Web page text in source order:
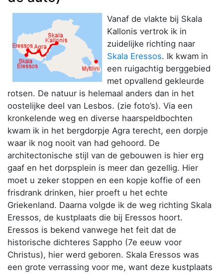
Vanaf de vlakte bij Skala
Kallonis vertrok ik in
zuidelijke richting naar
Skala Eressos. Ik kwam in
een ruigachtig berggebied
met opvallend gekleurde
rotsen. De natuur is helemaal anders dan in het
oostelijke deel van Lesbos. (zie foto’s). Via een
kronkelende weg en diverse haarspeldbochten
kwam ik in het bergdorpje Agra terecht, een dorpje
waar ik nog nooit van had gehoord. De
architectonische stijl van de gebouwen is hier erg
gaaf en het dorpsplein is meer dan gezellig. Hier
moet u zeker stoppen en een kopje koffie of een
frisdrank drinken, hier proeft u het echte
Griekenland. Daarna volgde ik de weg richting Skala
Eressos, de kustplaats die bij Eressos hoort.
Eressos is bekend vanwege het feit dat de
historische dichteres Sappho (7e eeuw voor
Christus), hier werd geboren. Skala Eressos was
een grote verrassing voor me, want deze kustplaats